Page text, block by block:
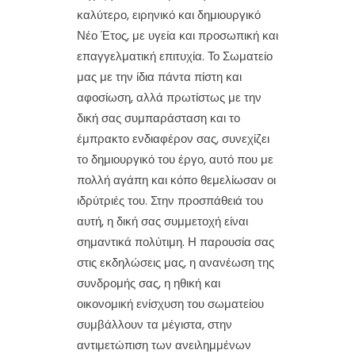
καλύτερο, ειρηνικό και δημιουργικό
Νέο Έτος, με υγεία και προσωπική και
επαγγελματική επιτυχία. Το Σωματείο
μας με την ίδια πάντα πίστη και
αφοσίωση, αλλά πρωτίστως με την
δική σας συμπαράσταση και το
έμπρακτο ενδιαφέρον σας, συνεχίζει
το δημιουργικό του έργο, αυτό που με
πολλή αγάπη και κόπο θεμελίωσαν οι
ιδρύτριές του. Στην προσπάθειά του
αυτή, η δική σας συμμετοχή είναι
σημαντικά πολύτιμη. Η παρουσία σας
στις εκδηλώσεις μας, η ανανέωση της
συνδρομής σας, η ηθική και
οικονομική ενίσχυση του σωματείου
συμβάλλουν τα μέγιστα, στην
αντιμετώπιση των ανειλημμένων